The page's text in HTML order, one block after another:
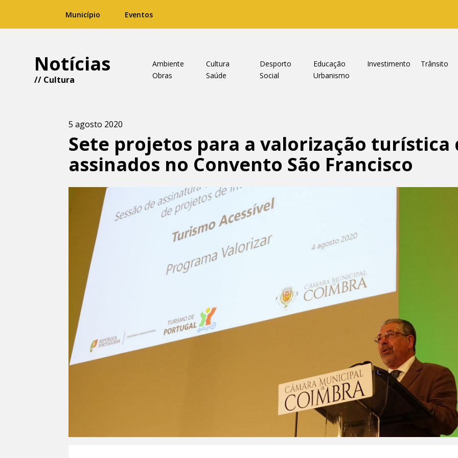
Município Eventos
Notícias
// Cultura
Ambiente Cultura Desporto Educação Investimento
Trânsito
Obras
Saúde Social Urbanismo
5 agosto 2020
Sete projetos para a valorização turística
assinados no Convento São Francisco